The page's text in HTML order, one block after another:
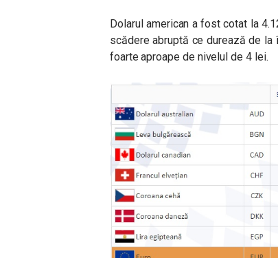
Dolarul american a fost cotat la
scădere abruptă ce durează de la
foarte aproape de nivelul de 4 lei.